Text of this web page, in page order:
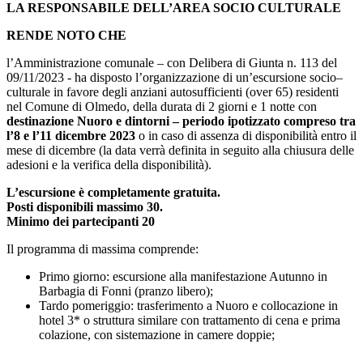
LA RESPONSABILE DELL’AREA SOCIO CULTURALE
RENDE NOTO CHE
l’Amministrazione comunale – con Delibera di Giunta n. 113 del
09/11/2023 - ha disposto l’organizzazione di un’escursione socio–
culturale in favore degli anziani autosufficienti (over 65) residenti
nel Comune di Olmedo, della durata di 2 giorni e 1 notte con
destinazione Nuoro e dintorni – periodo ipotizzato compreso tra
l’8 e l’11 dicembre 2023 o in caso di assenza di disponibilità entro il
mese di dicembre (la data verrà definita in seguito alla chiusura delle
adesioni e la verifica della disponibilità).
L’escursione è completamente gratuita.
Posti disponibili massimo 30.
Minimo dei partecipanti 20
Il programma di massima comprende:
Primo giorno: escursione alla manifestazione Autunno in
Barbagia di Fonni (pranzo libero);
Tardo pomeriggio: trasferimento a Nuoro e collocazione in
hotel 3* o struttura similare con trattamento di cena e prima
colazione, con sistemazione in camere doppie;